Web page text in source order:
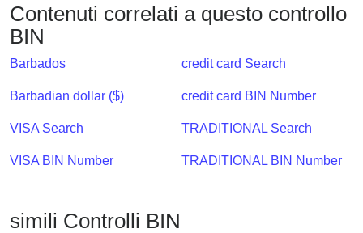
Address
?
IP
Lookup
IP
Checker
/
Contenuti correlati a questo controllo
BIN
Barbados
Barbadian dollar ($)
VISA Search
VISA BIN Number
credit card Search
credit card BIN Number
TRADITIONAL Search
TRADITIONAL BIN Number
simili Controlli BIN